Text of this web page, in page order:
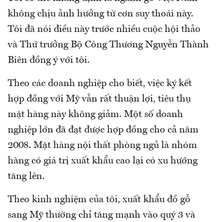
không chịu ảnh hưởng từ cơn suy thoái này.
Tôi đã nói điều này trước nhiều cuộc hội thảo
và Thứ trưởng Bộ Công Thương Nguyễn Thành
Biên đồng ý với tôi.
Theo các doanh nghiệp cho biết, việc ký kết
hợp đồng với Mỹ vẫn rất thuận lợi, tiêu thụ
mặt hàng này không giảm. Một số doanh
nghiệp lớn đã đạt được hợp đồng cho cả năm
2008. Mặt hàng nội thất phòng ngủ là nhóm
hàng có giá trị xuất khẩu cao lại có xu hướng
tăng lên.
Theo kinh nghiệm của tôi, xuất khẩu đồ gỗ
sang Mỹ thường chỉ tăng mạnh vào quý 3 và